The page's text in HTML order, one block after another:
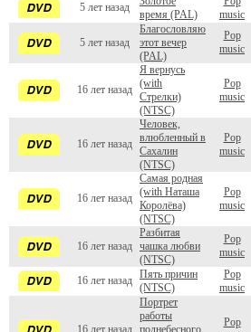
5 лет назад
время (PAL)
music
5 лет назад
Благословляю
этот вечер
(PAL)
Pop
music
16 лет назад
Я вернусь
(with
Стрелки)
(NTSC)
Pop
music
16 лет назад
Человек,
влюбленный в
Сахалин
(NTSC)
Pop
music
16 лет назад
Самая родная
(with Наташа
Королёва)
(NTSC)
Pop
music
16 лет назад
Разбитая
чашка любви
(NTSC)
Pop
music
16 лет назад
Пять причин
(NTSC)
Pop
music
16 лет назад
Портрет
работы
поднебесного
Pop